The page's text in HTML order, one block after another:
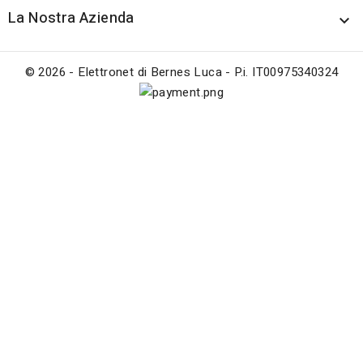
La Nostra Azienda 
© 2026 - Elettronet di Bernes Luca - P.i. IT00975340324